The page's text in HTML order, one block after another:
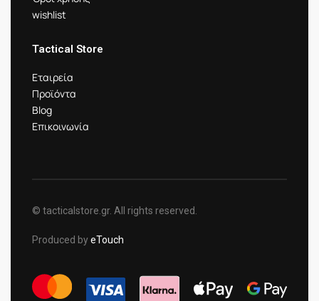
wishlist
Tactical Store
Εταιρεία
Προϊόντα
Blog
Επικοινωνία
© tacticalstore.gr. All rights reserved.
Produced byeTouch